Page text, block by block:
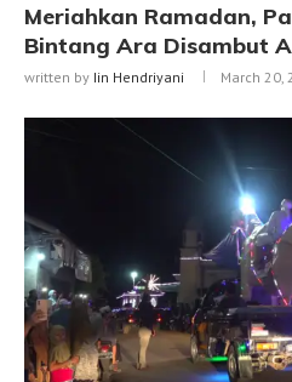
Meriahkan Ramadan,
Bintang Ara Disambut
written by Iin Hendriyani March 20,